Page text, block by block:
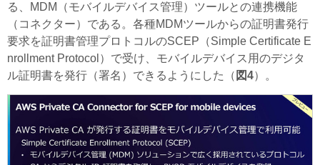
る、MDM（モバイルデバイス管理）ツールとの連携機能
（コネクター）である。各種MDMツールからの証明書発行
要求を証明書管理プロトコルのSCEP（Simple Certificate E
nrollment Protocol）で受け、モバイルデバイス用のデジタ
ル証明書を発行（署名）できるようにした（ 図4）。